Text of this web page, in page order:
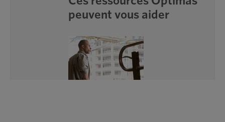
peuvent vous aider